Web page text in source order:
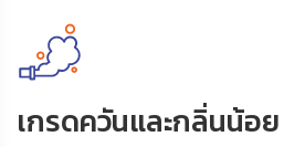
เกรดควันและกลิ่นน้อย